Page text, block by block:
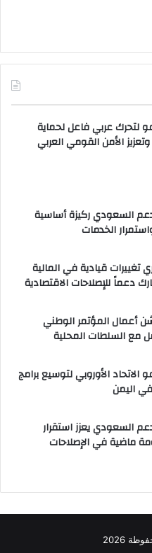
لتحرك عربي فاعل لحماية
الأمن القومي العربي
السعودي ركيزة أساسية
الخدمات
تغييرات قيادية في المالية
دعماً للإصلاحات الاقتصادية
أعمال المؤتمر الوطني
مع السلطات المحلية
الاتحاد الأوروبي لتوسيع برامج
اليمن
السعودي يعزز استقرار
ماضية في الإصلاحات
2026